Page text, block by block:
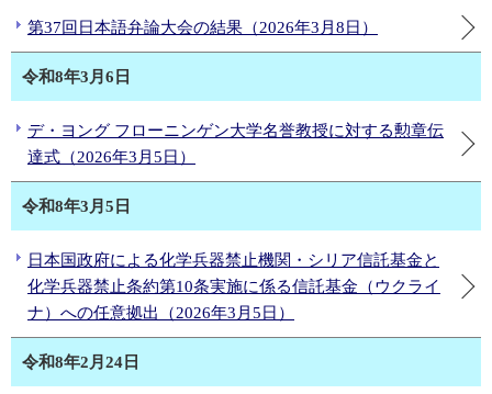
第37回日本語弁論大会の結果（2026年3月8日）
令和8年3月6日
デ・ヨング フローニンゲン大学名誉教授に対する勲章伝
達式（2026年3月5日）
令和8年3月5日
日本国政府による化学兵器禁止機関・シリア信託基金と
化学兵器禁止条約第10条実施に係る信託基金（ウクライ
ナ）への任意拠出（2026年3月5日）
令和8年2月24日